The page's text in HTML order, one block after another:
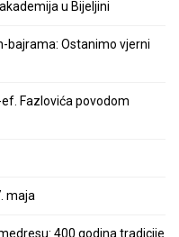
u Bijeljini
bajrama: Ostanimo vjerni
Fazlovića povodom
maja
400 godina tradicije